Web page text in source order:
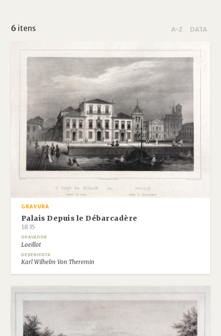
6 itens A-Z DATA
GRAVURA
Palais Depuis le Débarcadère
1835
GRAVADOR
Loeillot
DESENHISTA
Karl Wilhelm Von Theremin